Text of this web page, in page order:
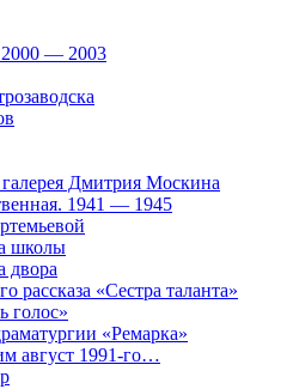
— 2003
Дмитрия Москина
1941 — 1945
школы
двора
рассказа «Сестра таланта»
голос»
«Ремарка»
август 1991-го…